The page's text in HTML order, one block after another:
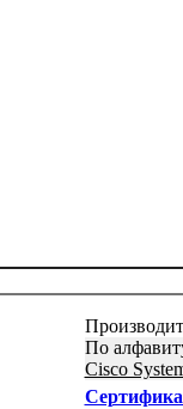
По
Cisco